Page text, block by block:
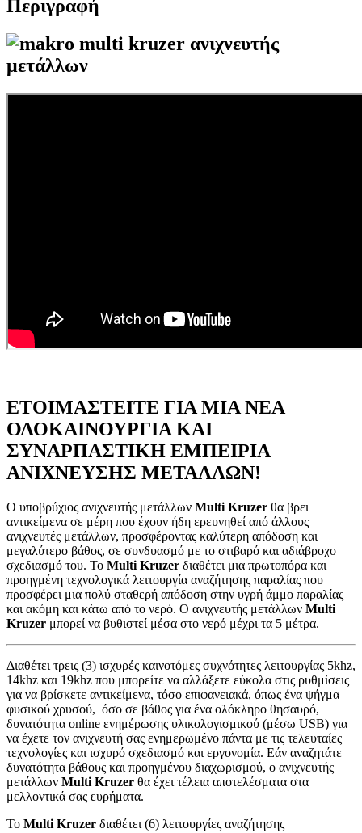
Περιγραφή
ΕΤΟΙΜΑΣΤΕΙΤΕ ΓΙΑ ΜΙΑ ΝΕΑ
ΟΛΟΚΑΙΝΟΥΡΓΙΑ ΚΑΙ
ΣΥΝΑΡΠΑΣΤΙΚΗ ΕΜΠΕΙΡΙΑ
ΑΝΙΧΝΕΥΣΗΣ ΜΕΤΑΛΛΩΝ!
Ο υποβρύχιος ανιχνευτής μετάλλων Multi Kruzer θα βρει
αντικείμενα σε μέρη που έχουν ήδη ερευνηθεί από άλλους
ανιχνευτές μετάλλων, προσφέροντας καλύτερη απόδοση και
μεγαλύτερο βάθος, σε συνδυασμό με το στιβαρό και αδιάβροχο
σχεδιασμό του. Το Multi Kruzer διαθέτει μια πρωτοπόρα και
προηγμένη τεχνολογικά λειτουργία αναζήτησης παραλίας που
προσφέρει μια πολύ σταθερή απόδοση στην υγρή άμμο παραλίας
και ακόμη και κάτω από το νερό. Ο ανιχνευτής μετάλλων Multi
Kruzer μπορεί να βυθιστεί μέσα στο νερό μέχρι τα 5 μέτρα.
Διαθέτει τρεις (3) ισχυρές καινοτόμες συχνότητες λειτουργίας 5khz,
14khz και 19khz που μπορείτε να αλλάξετε εύκολα στις ρυθμίσεις
για να βρίσκετε αντικείμενα, τόσο επιφανειακά, όπως ένα ψήγμα
φυσικού χρυσού, όσο σε βάθος για ένα ολόκληρο θησαυρό,
δυνατότητα online ενημέρωσης υλικολογισμικού (μέσω USB) για
να έχετε τον ανιχνευτή σας ενημερωμένο πάντα με τις τελευταίες
τεχνολογίες και ισχυρό σχεδιασμό και εργονομία. Εάν αναζητάτε
δυνατότητα βάθους και προηγμένου διαχωρισμού, ο ανιχνευτής
μετάλλων Multi Kruzer θα έχει τέλεια αποτελέσματα στα
μελλοντικά σας ευρήματα.
Το Multi Kruzer διαθέτει (6) λειτουργίες αναζήτησης